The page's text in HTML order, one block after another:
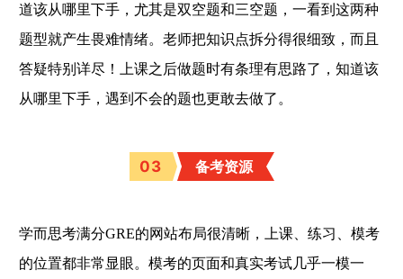
道该从哪里下手，尤其是双空题和三空题，一看到这两种
题型就产生畏难情绪。老师把知识点拆分得很细致，而且
答疑特别详尽！上课之后做题时有条理有思路了，知道该
从哪里下手，遇到不会的题也更敢去做了。
03 备考资源
学而思考满分GRE的网站布局很清晰，上课、练习、模考
的位置都非常显眼。模考的页面和真实考试几乎一模一